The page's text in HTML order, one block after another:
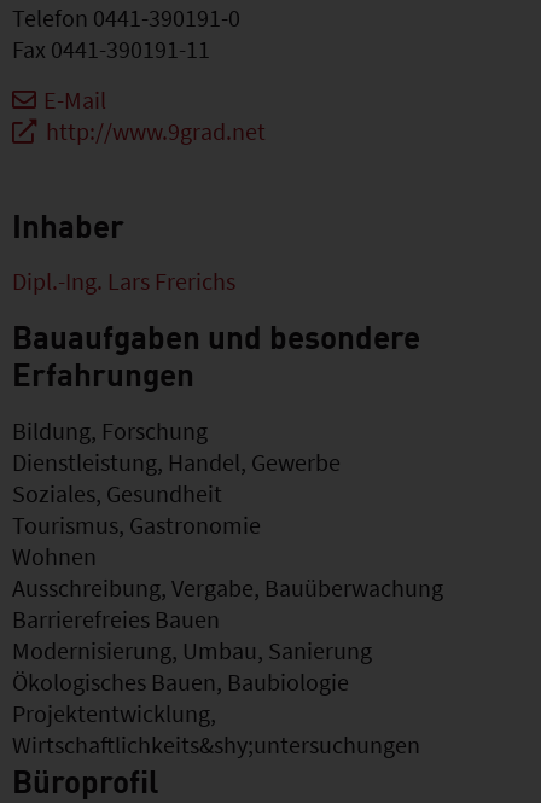
Telefon 0441-390191-0
Fax 0441-390191-11
E-Mail
http://www.9grad.net
Inhaber
Dipl.-Ing. Lars Frerichs
Bauaufgaben und besondere
Erfahrungen
Bildung, Forschung
Dienstleistung, Handel, Gewerbe
Soziales, Gesundheit
Tourismus, Gastronomie
Wohnen
Ausschreibung, Vergabe, Bauüberwachung
Barrierefreies Bauen
Modernisierung, Umbau, Sanierung
Ökologisches Bauen, Baubiologie
Projektentwicklung,
Wirtschaftlichkeits&shy;untersuchungen
Büroprofil